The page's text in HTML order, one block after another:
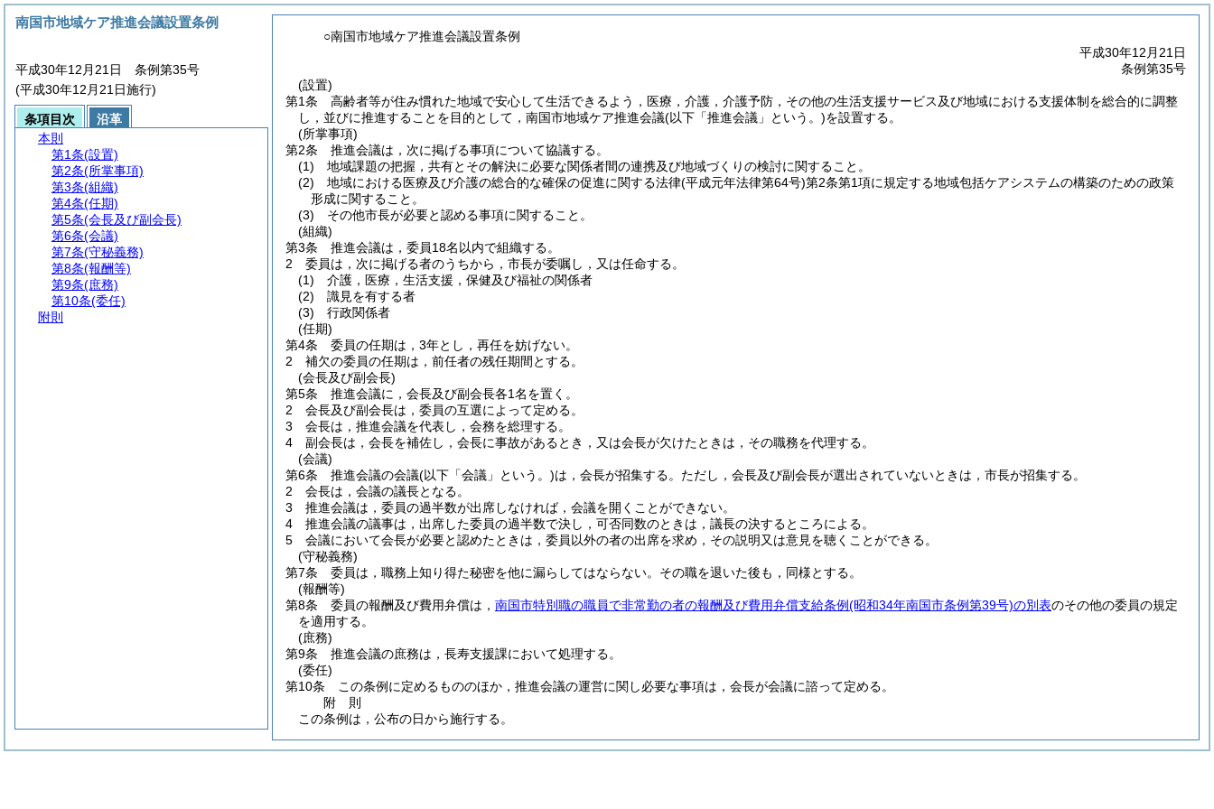
○南国市地域ケア推進会議設置条例
平成30年12月21日
条例第35号
(設置)
第1条
高齢者等が住み慣れた地域で安心して生活できるよう，医療，介護，介護予防，その他の生活支援サービス及び地域における支援体制を総合的に調整
し，並びに推進することを目的として，南国市地域ケア推進会議(以下「推進会議」という。)を設置する。
(所掌事項)
第2条
推進会議は，次に掲げる事項について協議する。
(1)
地域課題の把握，共有とその解決に必要な関係者間の連携及び地域づくりの検討に関すること。
(2)
地域における医療及び介護の総合的な確保の促進に関する法律(平成元年法律第64号)第2条第1項に規定する地域包括ケアシステムの構築のための政策
形成に関すること。
(3)
その他市長が必要と認める事項に関すること。
(組織)
第3条
推進会議は，委員18名以内で組織する。
2
委員は，次に掲げる者のうちから，市長が委嘱し，又は任命する。
(1)
介護，医療，生活支援，保健及び福祉の関係者
(2)
識見を有する者
(3)
行政関係者
(任期)
第4条
委員の任期は，3年とし，再任を妨げない。
2
補欠の委員の任期は，前任者の残任期間とする。
(会長及び副会長)
第5条
推進会議に，会長及び副会長各1名を置く。
2
会長及び副会長は，委員の互選によって定める。
3
会長は，推進会議を代表し，会務を総理する。
4
副会長は，会長を補佐し，会長に事故があるとき，又は会長が欠けたときは，その職務を代理する。
(会議)
第6条
推進会議の会議(以下「会議」という。)は，会長が招集する。 ただし，会長及び副会長が選出されていないときは，市長が招集する。
2
会長は，会議の議長となる。
3
推進会議は，委員の過半数が出席しなければ，会議を開くことができない。
4
推進会議の議事は，出席した委員の過半数で決し，可否同数のときは，議長の決するところによる。
5
会議において会長が必要と認めたときは，委員以外の者の出席を求め，その説明又は意見を聴くことができる。
(守秘義務)
第7条
委員は，職務上知り得た秘密を他に漏らしてはならない。 その職を退いた後も，同様とする。
(報酬等)
第8条
委員の報酬及び費用弁償は， 南国市特別職の職員で非常勤の者の報酬及び費用弁償支給条例(昭和34年南国市条例第39号)の別表のその他の委員の規定
を適用する。
(庶務)
第9条
推進会議の庶務は，長寿支援課において処理する。
(委任)
第10条
この条例に定めるもののほか，推進会議の運営に関し必要な事項は，会長が会議に諮って定める。
附 則
この条例は，公布の日から施行する。
南国市地域ケア推進会議設置条例
平成30年12月21日 条例第35号
(平成30年12月21日施行)
条項目次
沿革
本則
第1条(設置)
第2条(所掌事項)
第3条(組織)
第4条(任期)
第5条(会長及び副会長)
第6条(会議)
第7条(守秘義務)
第8条(報酬等)
第9条(庶務)
第10条(委任)
附則